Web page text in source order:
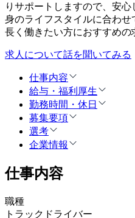
りサポートしますので、安
身のライフスタイルに合わ
長く働きたい方におすすめの
求人について話を聞いてみる
仕事内容
給与・福利厚生
勤務時間・休日
募集要項
選考
企業情報
仕事内容
職種
トラックドライバー